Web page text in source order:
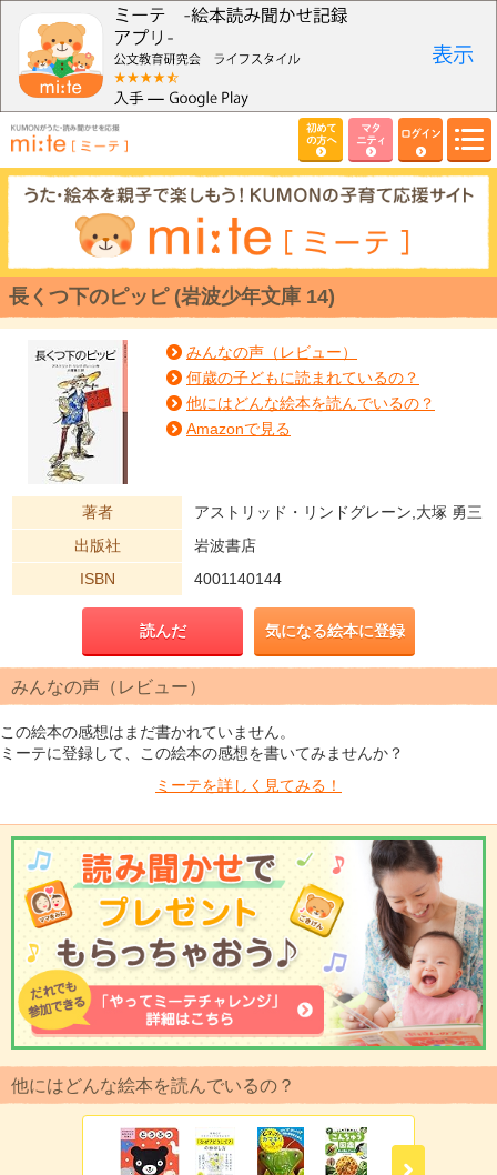
初めて
の方へ
マタ
ニティ
ログイン
長くつ下のピッピ (岩波少年文庫 14)
みんなの声（レビュー）
何歳の子どもに読まれているの？
他にはどんな絵本を読んでいるの？
Amazonで見る
著者
アストリッド・リンドグレーン,大塚 勇三
出版社
岩波書店
ISBN
4001140144
読んだ 気になる絵本に登録
みんなの声（レビュー）
この絵本の感想はまだ書かれていません。
ミーテに登録して、この絵本の感想を書いてみませんか？
ミーテを詳しく見てみる！
他にはどんな絵本を読んでいるの？